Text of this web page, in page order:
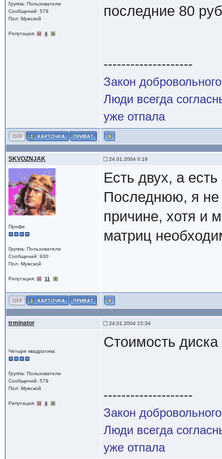
Группа: Пользователи
Сообщений: 579
Пол: Мужской
Репутация: 4
последние 80
--------------------
Закон
Люди всегда
уже отпала
SKVOZNJAK 24.01.2004 0:19
Профи
Группа: Пользователи
Сообщений: 930
Пол: Мужской
Репутация: 11
Есть двух, а
Последнюю, я не
причине, хотя и
матриц
trminator 24.01.2004 15:34
Четыре квадратика
Группа: Пользователи
Сообщений: 579
Пол: Мужской
Репутация: 4
Стоимость диска
--------------------
Закон
Люди всегда
уже отпала